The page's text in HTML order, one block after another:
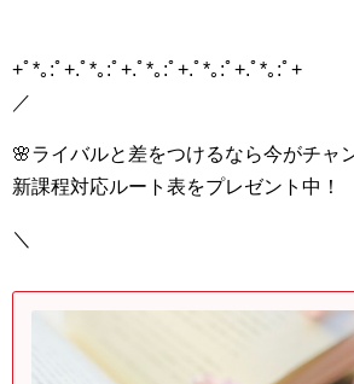
+ﾟ*｡:ﾟ+.ﾟ*｡:ﾟ+.ﾟ*｡:ﾟ+.ﾟ*｡:ﾟ+.ﾟ*｡:ﾟ+
／
🌸ライバルと差をつけるなら今がチャ
新課程対応ルート表をプレゼント中！
＼